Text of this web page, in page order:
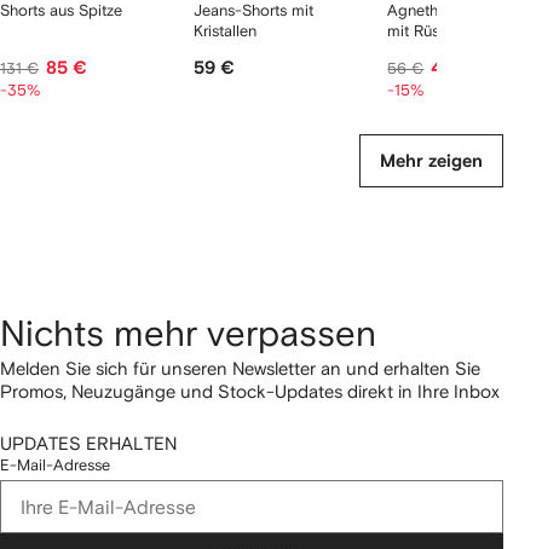
Shorts aus Spitze
131 € 85 €
-35%
Jeans-Shorts mit
Kristallen
59 €
Agnetha Jeans-
mit Rüschen
56 € 46 €
-15%
Mehr zeigen
Nichts mehr verpassen
Melden Sie sich für unseren Newsletter an und erhalten Sie
Promos, Neuzugänge und Stock-Updates direkt in Ihre Inbox
UPDATES ERHALTEN
E-Mail-Adresse